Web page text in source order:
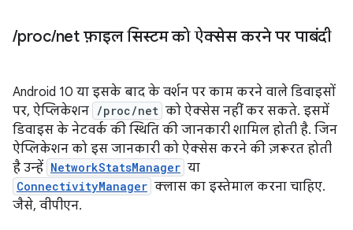
/proc/net फ़ाइल सिस्टम को ऐक्सेस करने पर पाबंदी
Android 10 या इसके बाद के वर्शन पर काम करने वाले डिवाइसों
पर, ऐप्लिकेशन /proc/net को ऐक्सेस नहीं कर सकते. इसमें
डिवाइस के नेटवर्क की स्थिति की जानकारी शामिल होती है. जिन
ऐप्लिकेशन को इस जानकारी को ऐक्सेस करने की ज़रूरत होती
है उन्हें NetworkStatsManager या
ConnectivityManager क्लास का इस्तेमाल करना चाहिए.
जैसे, वीपीएन.